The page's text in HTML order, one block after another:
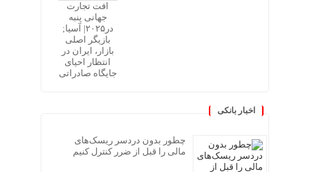
افت تجارت
جهانی پنبه
در۲۰۲۵| آسیا;
بازیگر اصلی
بازار، ایران در
انتظار احیای
جایگاه صادراتی
اخبار بانکی
چطور بدون دردسر ریسک‌های
مالی را قبل از ضرر کنترل کنیم